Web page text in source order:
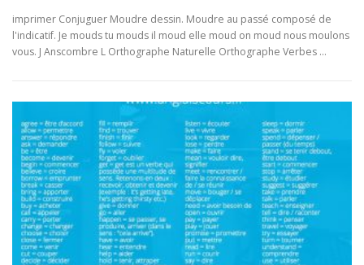
imprimer Conjuguer Moudre dessin. Moudre au passé composé de
l'indicatif. Je mouds tu mouds il moud elle moud on moud nous moulons
vous. J Anscombre L Orthographe Naturelle Orthographe Verbes …